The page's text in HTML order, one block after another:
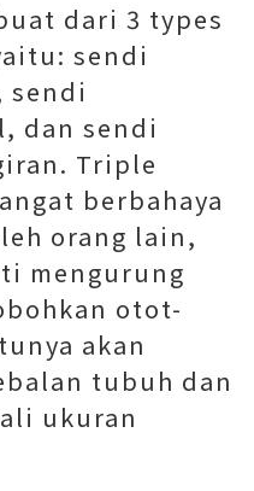
dari 3 types
sendi
sendi
dan sendi
Triple
berbahaya
orang lain,
mengurung
otot-
akan
tubuh dan
ukuran